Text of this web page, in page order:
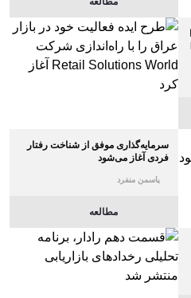
سرمایه‌گذاری موفق از شناخت رفتار
فردی آغاز می‌شود
یاسمن منفرد
مطالعه